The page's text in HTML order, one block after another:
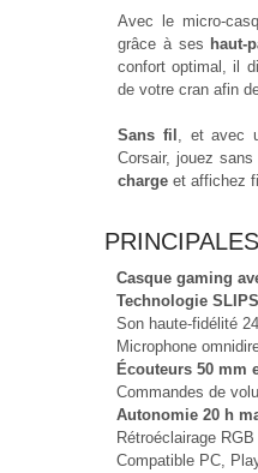
Avec le micro-
grâce à ses haut-
confort optimal, il
de votre cran afin
Sans fil , et avec
Corsair, jouez
charge et affichez
Casque gaming
Technologie
Son haute-fidélité
Microphone
Écouteurs 50 mm
Commandes de
Autonomie 20 h
Rétroéclairage
Compatible PC,